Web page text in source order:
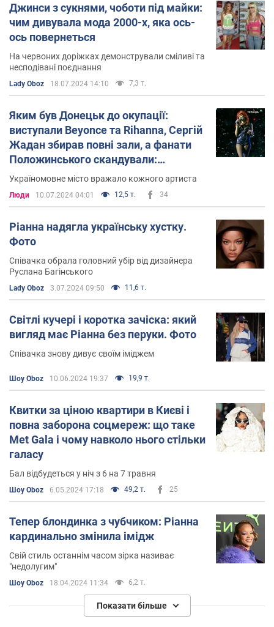
Джинси з сукнями, чоботи під майки:
чим дивувала мода 2000-х, яка ось-
ось повернеться
На червоних доріжках демонстрували сміливі та
несподівані поєднання
Lady Oboz 18.07.2024 14:10 7,3 т.
Яким був Донецьк до окупації:
виступали Beyonce та Rihanna, Сергій
Жадан збирав повні зали, а фанати
Положинського скандували:
"Україна!"
Україномовне місто вражало кожного артиста
Люди 10.07.2024 04:01 12,5 т. 34
Ріанна надягла українську хустку.
Фото
Співачка обрала головний убір від дизайнера
Руслана Багінського
Lady Oboz 3.07.2024 09:50 11,6 т.
Світлі кучері і коротка зачіска: який
вигляд має Ріанна без перуки. Фото
Співачка знову дивує своїм іміджем
Шоу Oboz 10.06.2024 19:37 19,9 т.
Квитки за ціною квартири в Києві і
повна заборона соцмереж: що таке
Met Gala і чому навколо нього стільки
галасу
Бал відбудеться у ніч з 6 на 7 травня
Шоу Oboz 6.05.2024 17:18 49,2 т. 25
Тепер блондинка з чубчиком: Ріанна
кардинально змінила імідж
Свій стиль останнім часом зірка називає
"недолугим"
Шоу Oboz 18.04.2024 11:34 6,2 т.
Показати більше